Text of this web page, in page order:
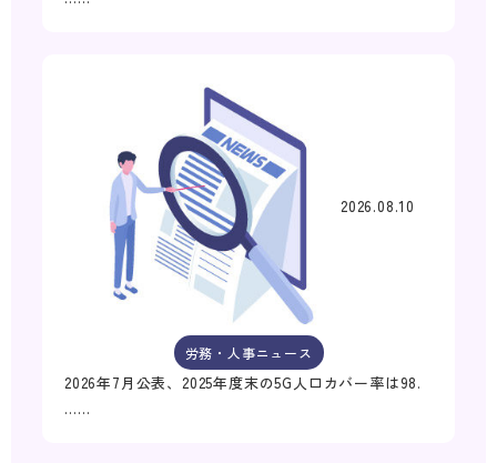
2026.08.10
労務・人事ニュース
2026年7月公表、2025年度末の5G人口カバー率は98.
……